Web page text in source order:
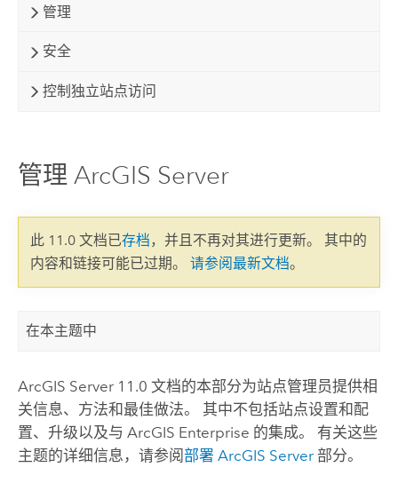
管理
安全
控制独立站点访问
管理 ArcGIS Server
此 11.0 文档已存档，并且不再对其进行更新。 其中的
内容和链接可能已过期。 请参阅最新文档。
在本主题中
ArcGIS Server 11.0 文档的本部分为站点管理员提供相
关信息、方法和最佳做法。 其中不包括站点设置和配
置、升级以及与 ArcGIS Enterprise 的集成。 有关这些
主题的详细信息，请参阅部署 ArcGIS Server部分。